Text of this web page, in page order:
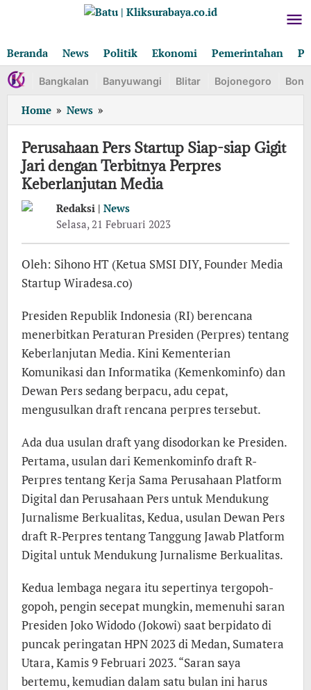
Beranda
News Politik Ekonomi Pemerintahan
Bangkalan Banyuwangi Blitar Bojonegoro
Home » News »
Pers
Startup
Siap-
siap
Gigit
Jari
dengan
Terbitnya
Perpres
Keberlanjutan
Media
Perusahaan Pers Startup Siap-siap Gigit
Jari dengan Terbitnya Perpres
Keberlanjutan Media
Redaksi | News
Selasa, 21 Februari 2023
Oleh: Sihono HT (Ketua SMSI DIY, Founder Media
Startup Wiradesa.co)
Presiden Republik Indonesia (RI) berencana
menerbitkan Peraturan Presiden (Perpres) tentang
Keberlanjutan Media. Kini Kementerian
Komunikasi dan Informatika (Kemenkominfo) dan
Dewan Pers sedang berpacu, adu cepat,
mengusulkan draft rencana perpres tersebut.
Ada dua usulan draft yang disodorkan ke Presiden.
Pertama, usulan dari Kemenkominfo draft R-
Perpres tentang Kerja Sama Perusahaan Platform
Digital dan Perusahaan Pers untuk Mendukung
Jurnalisme Berkualitas, Kedua, usulan Dewan Pers
draft R-Perpres tentang Tanggung Jawab Platform
Digital untuk Mendukung Jurnalisme Berkualitas.
Kedua lembaga negara itu sepertinya tergopoh-
gopoh, pengin secepat mungkin, memenuhi saran
Presiden Joko Widodo (Jokowi) saat berpidato di
puncak peringatan HPN 2023 di Medan, Sumatera
Utara, Kamis 9 Februari 2023. “Saran saya
bertemu, kemudian dalam satu bulan ini harus